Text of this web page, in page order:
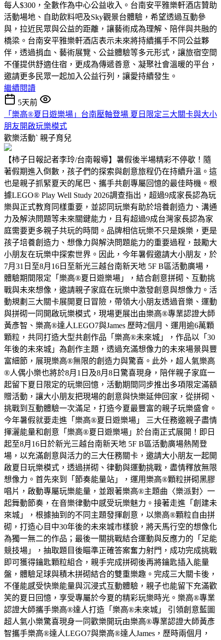
每人$300，全數作為中心公益收入。台南安平雅樂軒酒店贊助
活動場地、自助飲料吧及Sky觀景台體驗，希望透過互動參
與，拉近民眾與公益的距離，讓藝術成為理解、陪伴與共融的
橋梁。台南安平雅樂軒酒店表示未來將持續攜手不同公益夥
伴，透過捐血、藝術展覽、公益體驗等多元形式，讓旅宿空間
不僅提供舒適住宿，更成為傳遞善意、凝聚社會溫暖的平台，
邀請更多民眾一起加入公益行列，讓愛持續發生。
繼續閱讀
5天前
「樂高®夏日遊樂場」台南壓軸登場 夏日限定三大關卡與大小
朋友開啟玩樂模式
歡樂活動ˋ 親子育兒
【柿子日報記者李玲/台南報導】暑假後半場精彩不停歇！隨
著假期進入倒數，孩子們的探索與創意旅程仍在持續升溫。這
也是親子抓緊夏天的尾巴、攜手共創專屬回憶的最佳時機。根
據LEGO® Play Well Study 2026調查指出，超過9成家長認為玩
樂與正式教育同樣重要，並認同玩樂有助於培養創造力、溝通
力及解決問題等未來關鍵能力，且有超過9成台灣家長認為家
庭需要更多親子共玩的時間。品牌相信玩樂不只是娛樂，更是
孩子培養創造力、想像力與解決問題能力的重要過程，鼓勵大
小朋友在玩樂中探索世界。因此，今年暑假邀請大小朋友，於
7月31日至8月16日至新光三越台南新天地 5F B區活動廣場，
體驗期間限定「樂高®夏日遊樂場」，結合創意拼砌、互動挑
戰與未來想像，邀請親子家庭在玩樂中激發創意與想像力。活
動規劃三大關卡展開夏日冒險，帶領大小朋友透過音樂、運動
與拼砌一同開啟玩樂模式，現場更展出由樂高®專業認證大師
黃彥智、樂高®達人LEGO7與James 歷時2個月、運用逾6萬顆
顆粒，共同打造大型共創作品「樂高®未來城」，作品以「30
年後的未來城」為創作主題，透過充滿想像力的未來場景與豐
富細節，展現樂高®無限的創造力與驚喜。此外，超人氣樂高
®人偶小樂也將於8月1日及8月8日驚喜現身，陪伴親子家庭一
起留下夏日限定的玩樂回憶，活動期間同步推出多項限定滿額
贈活動，讓大小朋友把現場的創意與快樂延伸回家，從拼砌、
挑戰到互動體驗一次滿足，打造今夏最豐富的親子玩樂盛會。
今年暑假就要走進「樂高®夏日遊樂場」 三大任務邀親子盡情
揮灑能量和創意「樂高®夏日遊樂場」於台南正式展開！即日
起至8月16日於新光三越台南新天地 5F B區活動廣場熱鬧登
場，以充滿創意與活力的三大任務關卡，邀請大小朋友一起開
啟夏日玩樂模式，透過拼砌、律動與運動挑戰，盡情釋放無限
想像力。首先來到「節奏能量站」，運用樂高®顆粒拼砌黑膠
唱片，啟動專屬玩樂能量，並跟著樂高®主題曲〈樂派對〉一
起舞動節奏，在音樂律動中感受玩樂魅力。接著走進「創建未
來城」，根據抽到的不同主題發揮創意，以樂高®顆粒自由拼
砌，打造心目中30年後的未來城市樣貌，將天馬行空的想像化
為獨一無二的作品；最後一關挑戰結合運動與反應力的「足能
競技場」，抽取題目後瞄準正確答案奮力射門，成功完成挑戰
即可獲得鑰匙顆粒組合，親手完成拼砌後再將鑰匙插入能量
盤，體驗足球與積木拼砌結合的雙重樂趣。完成三大關卡後，
不僅能感受快樂能量與沉浸式互動體驗，親子也能留下充滿歡
笑的夏日回憶，享受專屬於今夏的精彩玩樂時光。樂高®專業
認證大師攜手樂高®達人打造「樂高®未來城」 引領創意藍圖
超人氣小樂驚喜現身一同歡樂開玩由樂高®專業認證大師黃彥
智攜手樂高®達人LEGO7與樂高®達人James，歷時兩個月，